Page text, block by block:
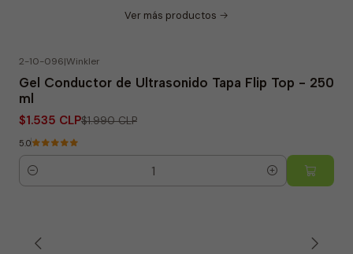
Ver más productos
2-10-096|Winkler
Gel Conductor de Ultrasonido Tapa Flip Top - 250
ml
$1.535 CLP$1.990 CLP
5.0
Cantidad